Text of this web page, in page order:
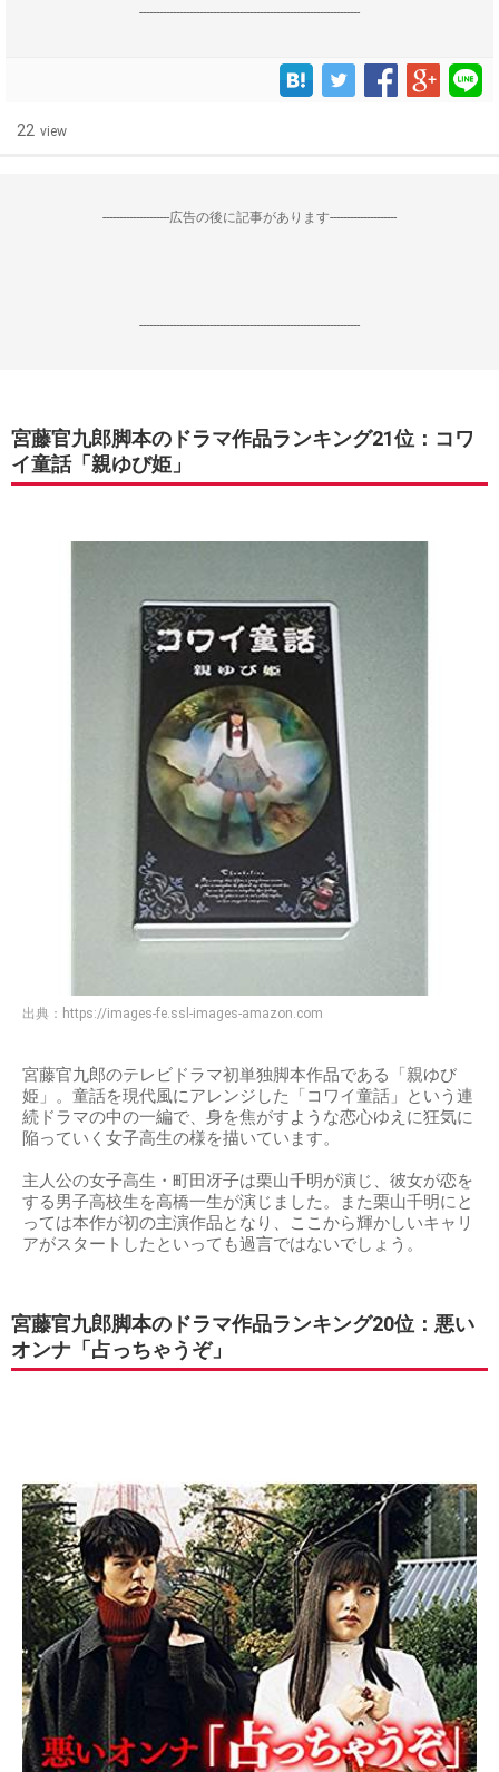
------------------------------------------------------------------
22 view
--------------------広告の後に記事があります--------------------
------------------------------------------------------------------
宮藤官九郎脚本のドラマ作品ランキング21位：コワ
イ童話「親ゆび姫」
出典： https://images-fe.ssl-images-amazon.com
宮藤官九郎のテレビドラマ初単独脚本作品である「親ゆび
姫」。童話を現代風にアレンジした「コワイ童話」という連
続ドラマの中の一編で、身を焦がすような恋心ゆえに狂気に
陥っていく女子高生の様を描いています。
主人公の女子高生・町田冴子は栗山千明が演じ、彼女が恋を
する男子高校生を高橋一生が演じました。また栗山千明にと
っては本作が初の主演作品となり、ここから輝かしいキャリ
アがスタートしたといっても過言ではないでしょう。
宮藤官九郎脚本のドラマ作品ランキング20位：悪い
オンナ「占っちゃうぞ」